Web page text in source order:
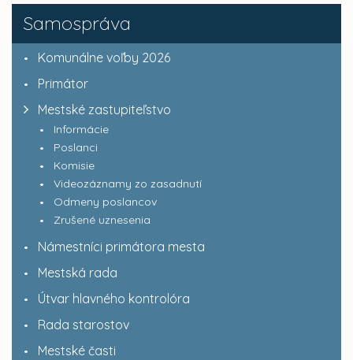
Samospráva
Komunálne voľby 2026
Primátor
Mestské zastupiteľstvo
Informácie
Poslanci
Komisie
Videozáznamy zo zasadnutí
Odmeny poslancov
Zrušené uznesenia
Námestníci primátora mesta
Mestská rada
Útvar hlavného kontrolóra
Rada starostov
Mestské časti